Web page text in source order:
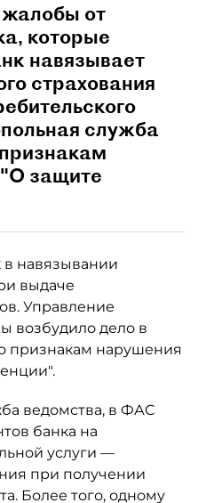
от
которые
навязывает
страхования
служба
защите
навязывании
выдаче
Управление
возбудило дело в
признакам нарушения
ведомства, в ФАС
банка на
услуги —
при получении
Более того, одному